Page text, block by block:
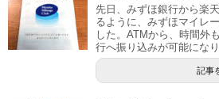
先日、みずほ銀行から楽
るように、みずほマイレ
した。ATMから、時間外
行へ振り込みが可能になり
記事